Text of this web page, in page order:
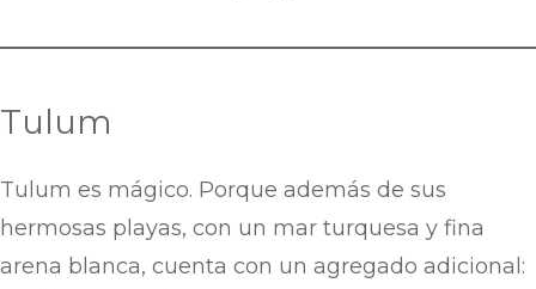
Tulum
Tulum es mágico. Porque además de sus
hermosas playas, con un mar turquesa y fina
arena blanca, cuenta con un agregado adicional: